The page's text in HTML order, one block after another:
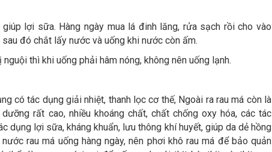
lợi sữa. Hàng ngày mua lá đinh lăng, rửa sạch rồi cho vào
đó chắt lấy nước và uống khi nước còn ấm.
thì khi uống phải hâm nóng, không nên uống lạnh.
có tác dụng giải nhiệt, thanh lọc cơ thế, Ngoài ra rau má còn là
rất cao, nhiều khoáng chất, chất chống oxy hóa, các tác
dụng lợi sữa, kháng khuẩn, lưu thông khí huyết, giúp da dẻ hồng
rau má uống hàng ngày, nên phơi khô rau má để bảo quản